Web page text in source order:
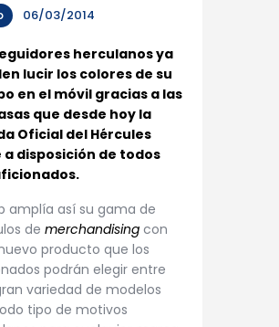
06/03/2014
herculanos ya
lucir los colores de su
en el móvil gracias a las
que desde hoy la
Oficial del Hércules
a disposición de todos
amplía así su gama de
de merchandising con
producto que los
podrán elegir entre
variedad de modelos
tipo de motivos